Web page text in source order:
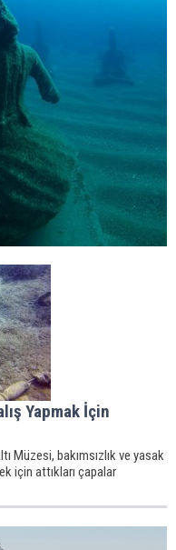
Yapmak İçin
Müzesi, bakımsızlık ve yasak
için attıkları çapalar